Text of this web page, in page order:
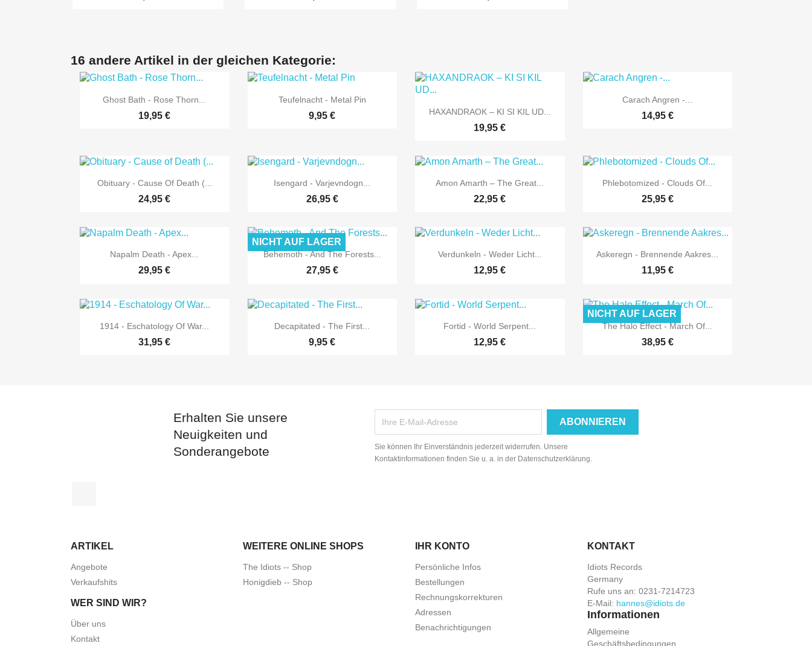
16 andere Artikel in der gleichen Kategorie:
 Vorschau
Ghost Bath - Rose Thorn...
19,95 €
 Vorschau
Teufelnacht - Metal Pin
9,95 €  Vorschau
HAXANDRAOK – KI SI KIL UD...
19,95 €
 Vorschau
Carach Angren -...
14,95 €
 Vorschau
Obituary - Cause Of Death (...
24,95 €
 Vorschau
Isengard - Varjevndogn...
26,95 €
 Vorschau
Amon Amarth – The Great...
22,95 €
 Vorschau
Phlebotomized - Clouds Of...
25,95 €
 Vorschau
Napalm Death - Apex...
29,95 €
 Vorschau
Behemoth - And The Forests...
27,95 €
NICHT AUF LAGER
 Vorschau
Verdunkeln - Weder Licht...
12,95 €
 Vorschau
Askeregn - Brennende Aakres...
11,95 €
 Vorschau
1914 - Eschatology Of War...
31,95 €
 Vorschau
Decapitated - The First...
9,95 €
 Vorschau
Fortid - World Serpent...
12,95 €
 Vorschau
The Halo Effect - March Of...
38,95 €
NICHT AUF LAGER
Erhalten Sie unsere
Neuigkeiten und
Sonderangebote
Sie können Ihr Einverständnis jederzeit widerrufen. Unsere
Kontaktinformationen finden Sie u. a. in der Datenschutzerklärung.
ARTIKEL
Angebote
Verkaufshits
WEITERE ONLINE SHOPS
The Idiots -- Shop
Honigdieb -- Shop
WER SIND WIR?
Über uns
Kontakt
IHR KONTO
Persönliche Infos
Bestellungen
Rechnungskorrekturen
Adressen
Benachrichtigungen
KONTAKT
Idiots Records
Germany
Rufe uns an: 0231-7214723
E-Mail: hannes@idiots.de
Informationen
Allgemeine
Geschäftsbedingungen